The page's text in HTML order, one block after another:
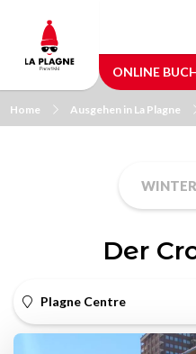
main
content
ONLINE
Home Ausgehen in La Plagne
WINTER
Der
Plagne Centre